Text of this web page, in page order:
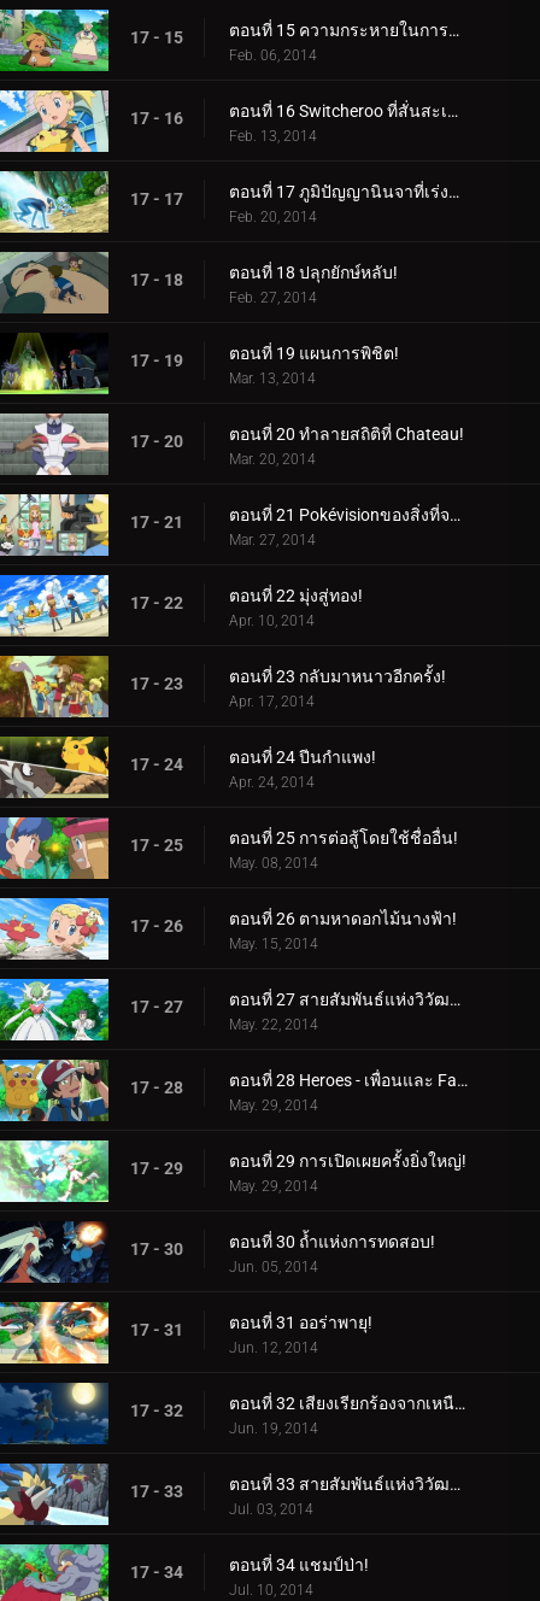
17 - 15 ตอนที่ 15 ความกระหายในการต่อสู้!
Feb. 06, 2014
17 - 16 ตอนที่ 16 Switcheroo ที่สั่นสะเทือน!
Feb. 13, 2014
17 - 17 ตอนที่ 17 ภูมิปัญญานินจาที่เร่งรีบ!
Feb. 20, 2014
17 - 18 ตอนที่ 18 ปลุกยักษ์หลับ!
Feb. 27, 2014
17 - 19 ตอนที่ 19 แผนการพิชิต!
Mar. 13, 2014
17 - 20 ตอนที่ 20 ทำลายสถิติที่ Chateau!
Mar. 20, 2014
17 - 21 ตอนที่ 21 Pokévisionของสิ่งที่จะเกิดขึ้น!
Mar. 27, 2014
17 - 22 ตอนที่ 22 มุ่งสู่ทอง!
Apr. 10, 2014
17 - 23 ตอนที่ 23 กลับมาหนาวอีกครั้ง!
Apr. 17, 2014
17 - 24 ตอนที่ 24 ปีนกำแพง!
Apr. 24, 2014
17 - 25 ตอนที่ 25 การต่อสู้โดยใช้ชื่ออื่น!
May. 08, 2014
17 - 26 ตอนที่ 26 ตามหาดอกไม้นางฟ้า!
May. 15, 2014
17 - 27 ตอนที่ 27 สายสัมพันธ์แห่งวิวัฒนาการ!
May. 22, 2014
17 - 28 ตอนที่ 28 Heroes - เพื่อนและ Faux Alike!
May. 29, 2014
17 - 29 ตอนที่ 29 การเปิดเผยครั้งยิ่งใหญ่!
May. 29, 2014
17 - 30 ตอนที่ 30 ถ้ำแห่งการทดสอบ!
Jun. 05, 2014
17 - 31 ตอนที่ 31 ออร่าพายุ!
Jun. 12, 2014
17 - 32 ตอนที่ 32 เสียงเรียกร้องจากเหนือออร่า!
Jun. 19, 2014
17 - 33 ตอนที่ 33 สายสัมพันธ์แห่งวิวัฒนาการเมก้า!
Jul. 03, 2014
17 - 34 ตอนที่ 34 แชมป์ป่า!
Jul. 10, 2014